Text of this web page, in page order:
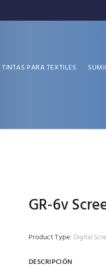
TINTAS PARA TEXTILES
GR-6v
Product Type: Digital
DESCRIPCIÓN